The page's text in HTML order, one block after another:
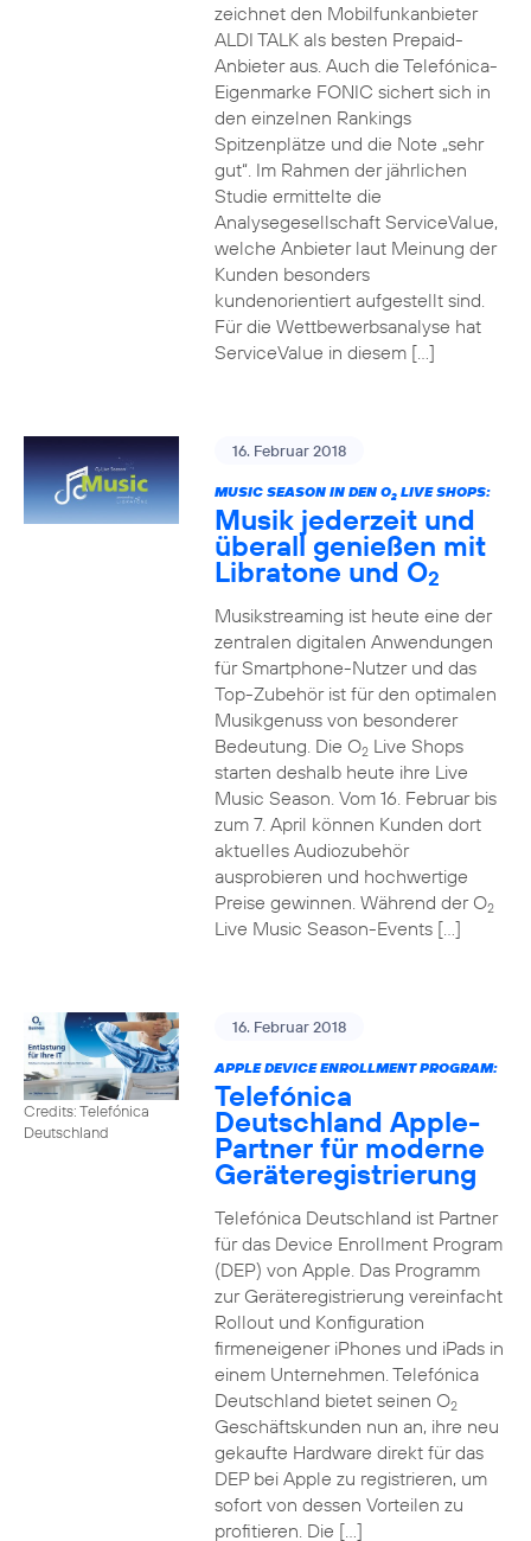
zeichnet den Mobilfunkanbieter
ALDI TALK als besten Prepaid-
Anbieter aus. Auch die Telefónica-
Eigenmarke FONIC sichert sich in
den einzelnen Rankings
Spitzenplätze und die Note „sehr
gut“. Im Rahmen der jährlichen
Studie ermittelte die
Analysegesellschaft ServiceValue,
welche Anbieter laut Meinung der
Kunden besonders
kundenorientiert aufgestellt sind.
Für die Wettbewerbsanalyse hat
ServiceValue in diesem […]
16. Februar 2018
MUSIC SEASON IN DEN O2LIVE SHOPS:
Musik jederzeit und
überall genießen mit
Libratone und O2
Musikstreaming ist heute eine der
zentralen digitalen Anwendungen
für Smartphone-Nutzer und das
Top-Zubehör ist für den optimalen
Musikgenuss von besonderer
Bedeutung. Die O2Live Shops
starten deshalb heute ihre Live
Music Season. Vom 16. Februar bis
zum 7. April können Kunden dort
aktuelles Audiozubehör
ausprobieren und hochwertige
Preise gewinnen. Während der O2
Live Music Season-Events […]
Credits: Telefónica
Deutschland
16. Februar 2018
APPLE DEVICE ENROLLMENT PROGRAM:
Telefónica
Deutschland Apple-
Partner für moderne
Geräteregistrierung
Telefónica Deutschland ist Partner
für das Device Enrollment Program
(DEP) von Apple. Das Programm
zur Geräteregistrierung vereinfacht
Rollout und Konfiguration
firmeneigener iPhones und iPads in
einem Unternehmen. Telefónica
Deutschland bietet seinen O2
Geschäftskunden nun an, ihre neu
gekaufte Hardware direkt für das
DEP bei Apple zu registrieren, um
sofort von dessen Vorteilen zu
profitieren. Die […]